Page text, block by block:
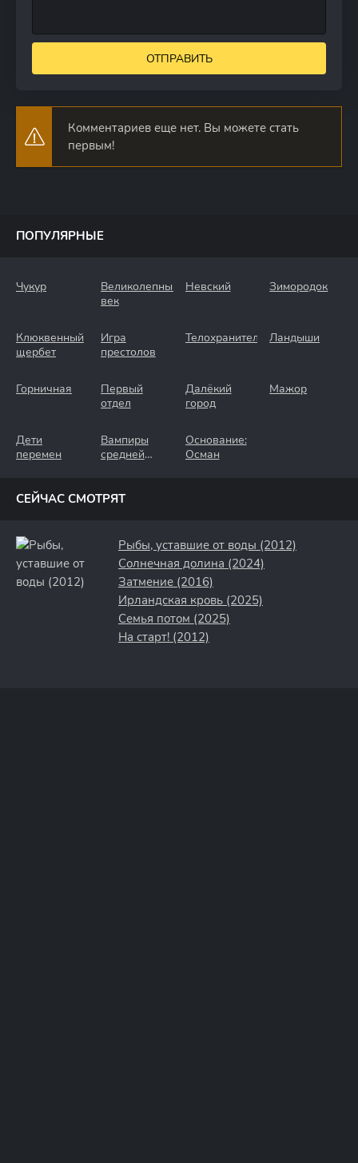
ОТПРАВИТЬ
Комментариев еще нет. Вы можете стать
первым!
ПОПУЛЯРНЫЕ
Чукур
Великолепный
век
Невский Зимородок
Клюквенный
щербет
Игра
престолов
Телохранители Ландыши
Горничная
Первый
отдел
Далёкий
город
Мажор
Дети
перемен
Вампиры
средней
Основание:
Осман
СЕЙЧАС СМОТРЯТ
Рыбы, уставшие от воды (2012)
Солнечная долина (2024)
Затмение (2016)
Ирландская кровь (2025)
Семья потом (2025)
На старт! (2012)